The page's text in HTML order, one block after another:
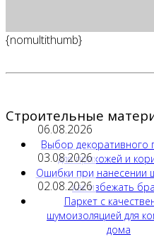
{nomultithumb}
Строительные
06.08.2026
Выбор декоративного
для прихожей и
03.08.2026
Ошибки при нанесении
как избежать
02.08.2026
Паркет с
шумоизоляцией для
дома